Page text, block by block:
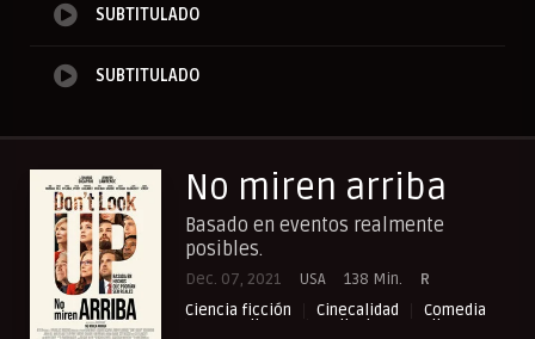
SUBTITULADO
SUBTITULADO
No miren arriba
Basado en eventos realmente
posibles.
Dec. 07, 2021 USA 138 Min.
R
Ciencia ficción
Cinecalidad
Comedia
NewPelis org
Peliculas Castellano